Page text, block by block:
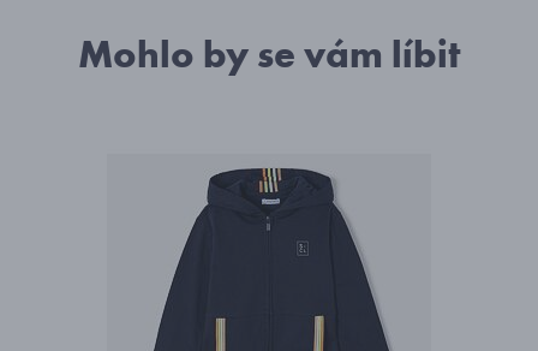
Mohlo by se vám líbit